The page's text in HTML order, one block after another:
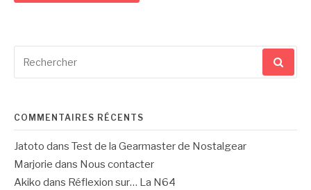
pour
COMMENTAIRES RÉCENTS
Jatoto dans Test de la Gearmaster de Nostalgear
Marjorie dans Nous contacter
Akiko dans Réflexion sur… La N64